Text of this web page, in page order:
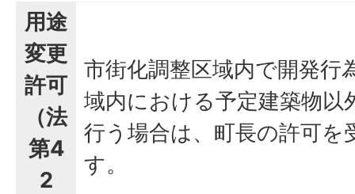
用途
変更
許可
（法
第4
2
市街化調整区域内で開発行
域内における予定建築物以
行う場合は、町長の許可を
す。